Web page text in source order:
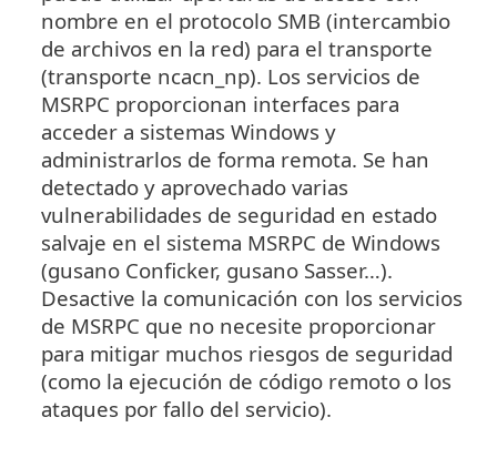
nombre en el protocolo SMB (intercambio
de archivos en la red) para el transporte
(transporte ncacn_np). Los servicios de
MSRPC proporcionan interfaces para
acceder a sistemas Windows y
administrarlos de forma remota. Se han
detectado y aprovechado varias
vulnerabilidades de seguridad en estado
salvaje en el sistema MSRPC de Windows
(gusano Conficker, gusano Sasser…).
Desactive la comunicación con los servicios
de MSRPC que no necesite proporcionar
para mitigar muchos riesgos de seguridad
(como la ejecución de código remoto o los
ataques por fallo del servicio).